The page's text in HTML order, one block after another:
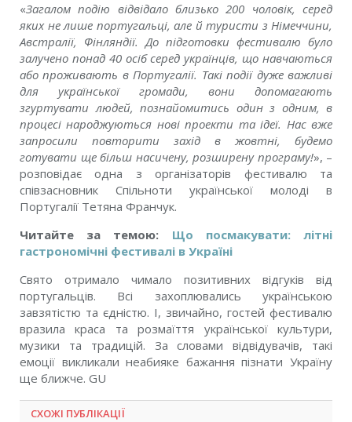
«Загалом подію відвідало близько 200 чоловік, серед
яких не лише португальці, але й туристи з Німеччини,
Австралії, Фінляндії. До підготовки фестивалю було
залучено понад 40 осіб серед українців, що навчаються
або проживають в Португалії. Такі події дуже важливі
для української громади, вони допомагають
згуртувати людей, познайомитись один з одним, в
процесі народжуються нові проекти та ідеї. Нас вже
запросили повторити захід в жовтні, будемо
готувати ще більш насичену, розширену програму!», –
розповідає одна з організаторів фестивалю та
співзасновник Спільноти української молоді в
Португалії Тетяна Франчук.
Читайте за темою: Що посмакувати: літні
гастрономічні фестивалі в Україні
Свято отримало чимало позитивних відгуків від
португальців. Всі захоплювались українською
завзятістю та єдністю. І, звичайно, гостей фестивалю
вразила краса та розмаїття української культури,
музики та традицій. За словами відвідувачів, такі
емоції викликали неабияке бажання пізнати Україну
ще ближче. GU
СХОЖІ ПУБЛІКАЦІЇ